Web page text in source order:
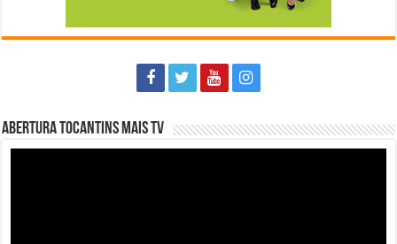
Abertura Tocantins Mais TV